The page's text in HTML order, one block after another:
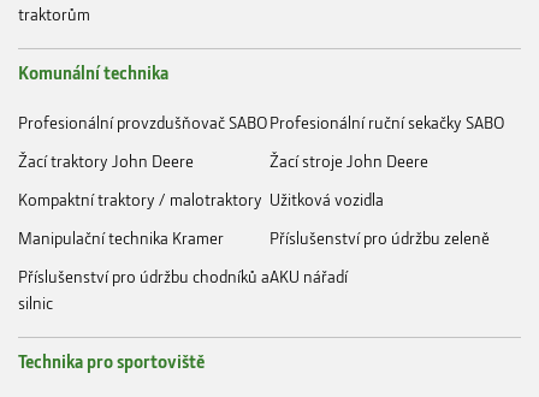
traktorům
Komunální technika
Profesionální provzdušňovač SABOProfesionální ruční sekačky SABO
Žací traktory John Deere
Žací stroje John Deere
Kompaktní traktory / malotraktory Užitková vozidla
Manipulační technika Kramer
Příslušenství pro údržbu zeleně
Příslušenství pro údržbu chodníků a
silnic
AKU nářadí
Technika pro sportoviště